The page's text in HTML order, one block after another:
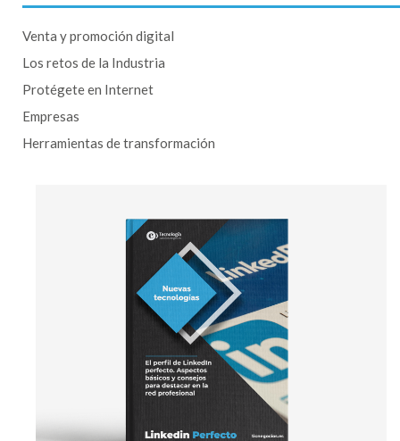
Venta y promoción digital
Los retos de la Industria
Protégete en Internet
Empresas
Herramientas de transformación